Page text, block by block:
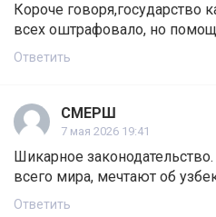
Короче говоря,государство
всех оштрафовало, но
Ответить
СМЕРШ
7 мая 2026 19:41
Шикарное
всего мира, мечтают об
Ответить